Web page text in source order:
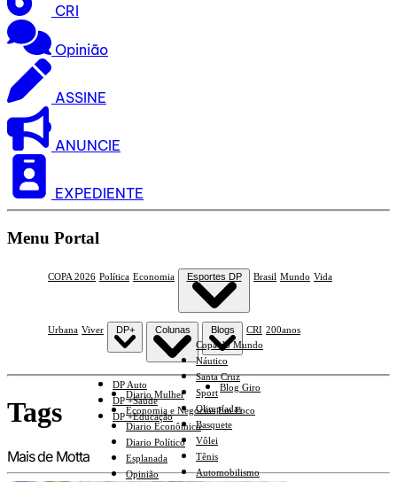
CRI
Opinião
ASSINE
ANUNCIE
EXPEDIENTE
Menu Portal
COPA 2026 Política Economia Esportes DP
Copa do Mundo
Náutico
Santa Cruz
Sport
Olimpíadas
Basquete
Vôlei
Tênis
Automobilismo
Brasil Mundo Vida
Urbana Viver DP+
DP Auto
DP +Saúde
DP +Educação
Colunas
Diario Mulher
Economia e Negócios Em Foco
Diario Econômico
Diario Político
Esplanada
Opinião
Blogs
Blog Giro
CRI 200anos
Tags
Mais de Motta